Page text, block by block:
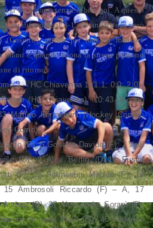
ne escono senza subire gol. A questo
per difendere il 3-1.Ad andare out però
(Gosetto), giusto per non far mancare
e quando suona la sirena possono
di ritorno.
3 – HC Chiavenna 1 (1:1; 0:0; 2:0)
(HC Chiavenna), 10:43 Jacopo
Matteo Formentini (Hockey Como);
Como).
(D), 5 Gosetto Davide (F), 7 Valli
(D), 9 Alex Bertin (D),10 Fusini
(F), 13 Formentini Matteo (F), 14
Ambrosoli Riccardo (F) – A, 17
(D), 27 Alessandro Sorarù (F),
Armand Pilon (G), 40 Federico